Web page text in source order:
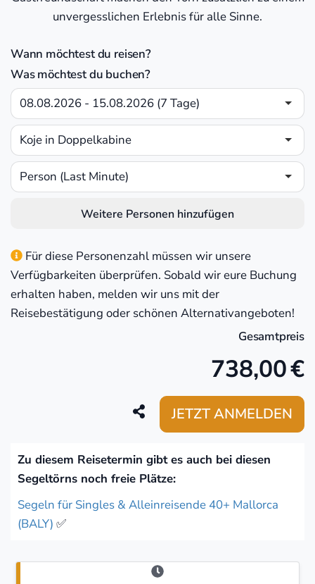
unvergesslichen Erlebnis für alle Sinne.
Wann möchtest du reisen?
Was möchtest du buchen?
08.08.2026 - 15.08.2026 (7 Tage)
Koje in Doppelkabine
Person (Last Minute)
Weitere Personen hinzufügen
Für diese Personenzahl müssen wir unsere
Verfügbarkeiten überprüfen. Sobald wir eure Buchung
erhalten haben, melden wir uns mit der
Reisebestätigung oder schönen Alternativangeboten!
Gesamtpreis
€
738,00
JETZT ANMELDEN
Zu diesem Reisetermin gibt es auch bei diesen
Segeltörns noch freie Plätze:
Segeln für Singles & Alleinreisende 40+ Mallorca
(BALY) ✅